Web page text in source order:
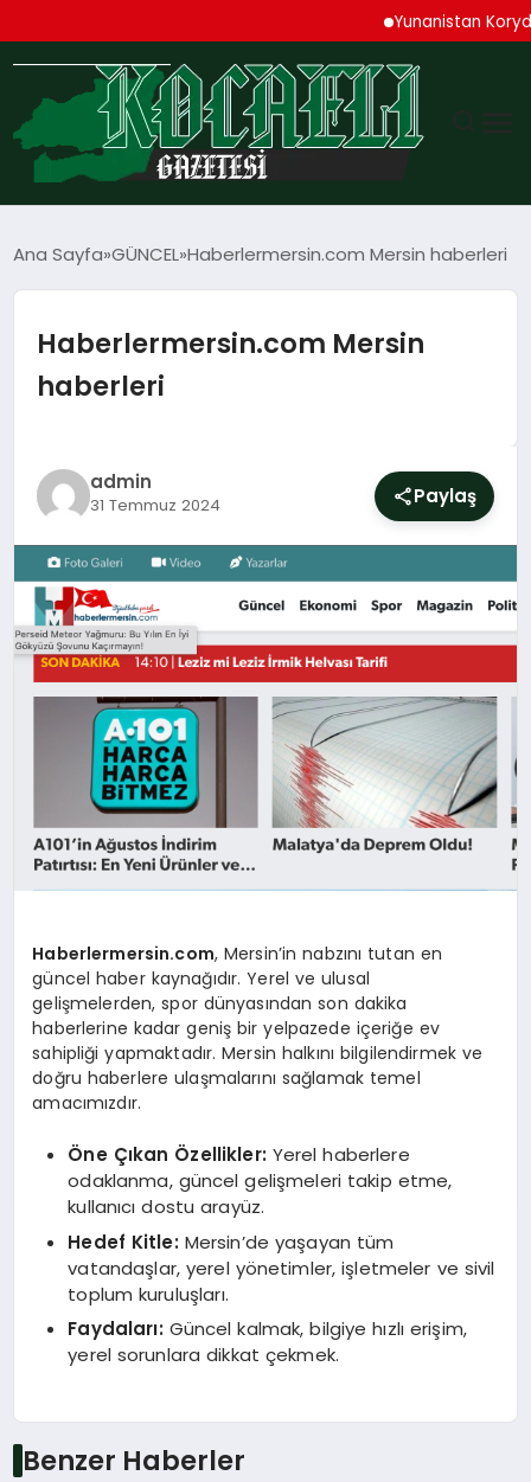
Yunanistan
TEKNOLOJI
EKONOMI
MAGAZIN
SIYASET
YAŞAM
DÜNYA
Ana Sayfa GÜNCEL Haberlermersin.com Mersin haberleri
Haberlermersin.com Mersin
haberleri
admin
31 Temmuz 2024 Paylaş
Haberlermersin.com, Mersin’in nabzını tutan en
güncel haber kaynağıdır. Yerel ve ulusal
gelişmelerden, spor dünyasından son dakika
haberlerine kadar geniş bir yelpazede içeriğe ev
sahipliği yapmaktadır. Mersin halkını bilgilendirmek ve
doğru haberlere ulaşmalarını sağlamak temel
amacımızdır.
Öne Çıkan Özellikler: Yerel haberlere
odaklanma, güncel gelişmeleri takip etme,
kullanıcı dostu arayüz.
Hedef Kitle: Mersin’de yaşayan tüm
vatandaşlar, yerel yönetimler, işletmeler ve sivil
toplum kuruluşları.
Faydaları: Güncel kalmak, bilgiye hızlı erişim,
yerel sorunlara dikkat çekmek.
Benzer Haberler